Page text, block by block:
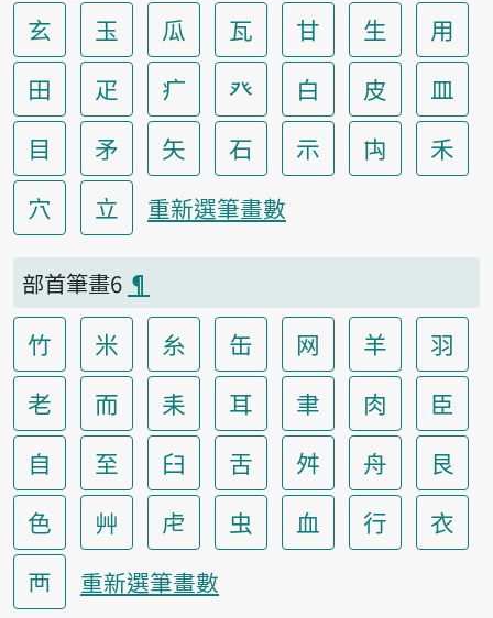
玄 玉 瓜 瓦 甘 生
用
田
疋 疒 癶 白 皮
皿
目
矛 矢 石 示 禸
禾
穴
立 重新選筆畫數
部首筆畫6 ¶
竹 米 糸 缶 网 羊
羽
老
而 耒 耳 聿 肉
臣
自
至 臼 舌 舛 舟
艮
色
艸 虍 虫 血 行
衣
襾
重新選筆畫數